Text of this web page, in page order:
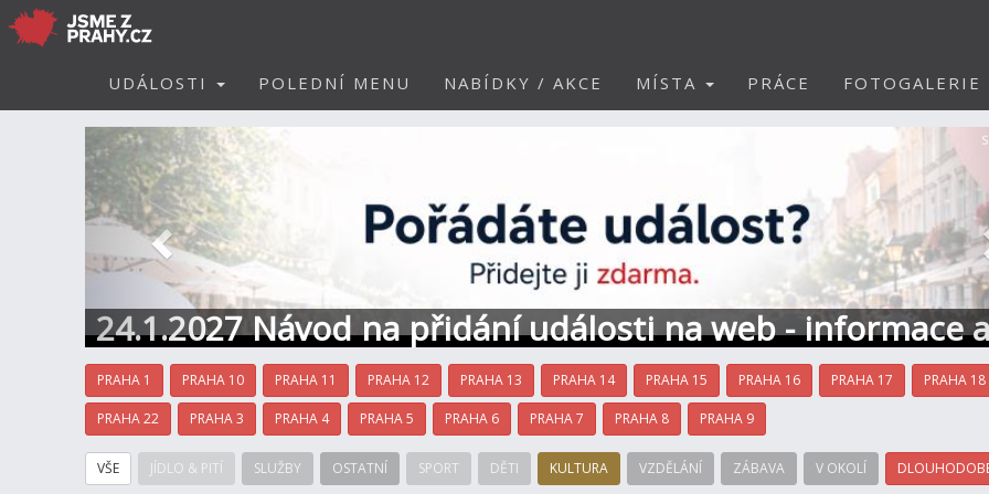
UDÁLOSTI POLEDNÍ MENU NABÍDKY / AKCE MÍSTA PRÁCE FOTOGALERIE
24.1.2027 Návod na přidání události na web - informace a
kontakt
Předchozí
PRAHA 1 PRAHA 10 PRAHA 11 PRAHA 12 PRAHA 13 PRAHA 14 PRAHA 15 PRAHA 16 PRAHA 17 PRAHA 18
PRAHA 22 PRAHA 3 PRAHA 4 PRAHA 5 PRAHA 6 PRAHA 7 PRAHA 8 PRAHA 9
VŠE JÍDLO & PITÍ SLUŽBY OSTATNÍ SPORT DĚTI KULTURA VZDĚLÁNÍ ZÁBAVA V OKOLÍ